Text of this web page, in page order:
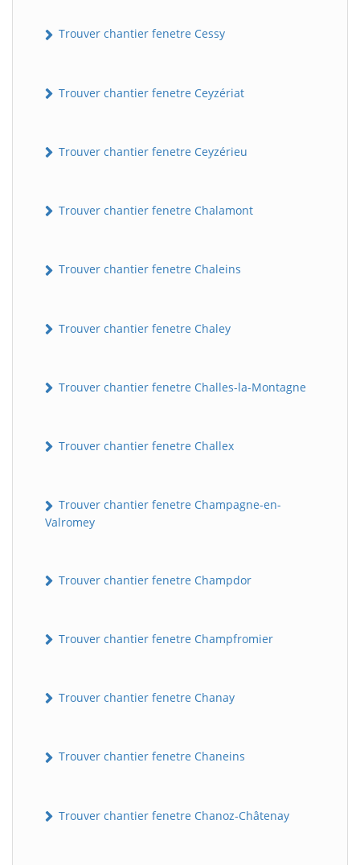
Trouver chantier fenetre Cessy
Trouver chantier fenetre Ceyzériat
Trouver chantier fenetre Ceyzérieu
Trouver chantier fenetre Chalamont
Trouver chantier fenetre Chaleins
Trouver chantier fenetre Chaley
Trouver chantier fenetre Challes-la-Montagne
Trouver chantier fenetre Challex
Trouver chantier fenetre Champagne-en-
Valromey
Trouver chantier fenetre Champdor
Trouver chantier fenetre Champfromier
Trouver chantier fenetre Chanay
Trouver chantier fenetre Chaneins
Trouver chantier fenetre Chanoz-Châtenay